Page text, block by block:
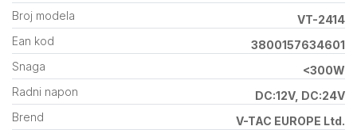
Broj modela
VT-2414
Ean kod
3800157634601
Snaga
<300W
Radni napon
DC:12V, DC:24V
Brend
V-TAC EUROPE Ltd.